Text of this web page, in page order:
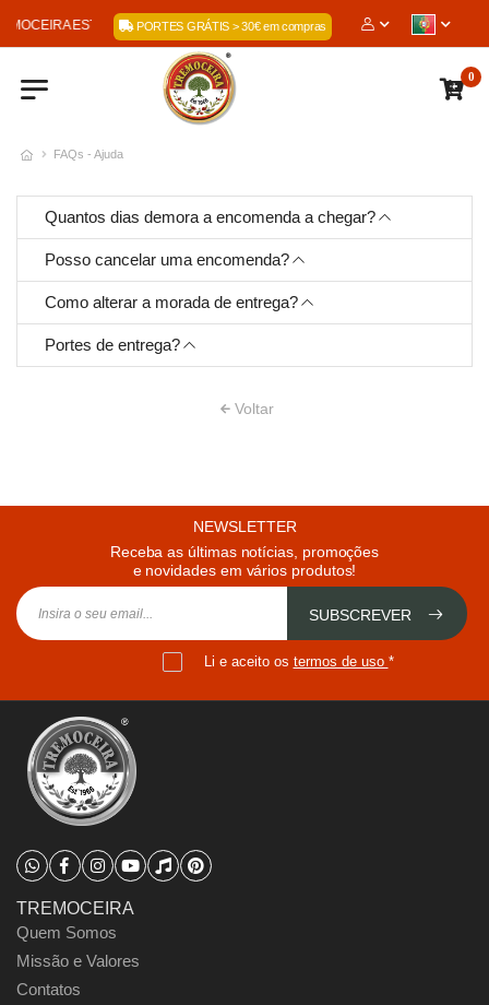
ESTRELA DA PIEDADE, LDA
PORTES GRÁTIS > 30€ em compras
0
FAQs - Ajuda
Quantos dias demora a encomenda a chegar?
Posso cancelar uma encomenda?
Como alterar a morada de entrega?
Portes de entrega?
Voltar
NEWSLETTER
Receba as últimas notícias, promoções
e novidades em vários produtos!
SUBSCREVER
Li e aceito os termos de uso *
TREMOCEIRA
Quem Somos
Missão e Valores
Contatos